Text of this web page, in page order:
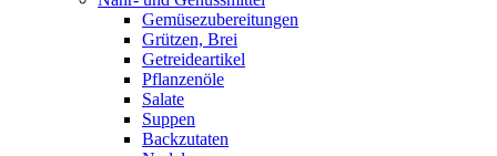
Gemüsezubereitungen
Grützen, Brei
Getreideartikel
Pflanzenöle
Salate
Suppen
Backzutaten